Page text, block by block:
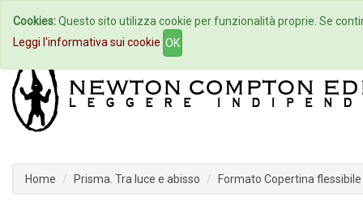
Home Autori Eventi
Home Prisma. Tra luce e abisso Formato Copertina flessibile
Cookies:Questo sito utilizza cookie per funzionalità proprie. Se
Leggi l'informativa sui cookie OK